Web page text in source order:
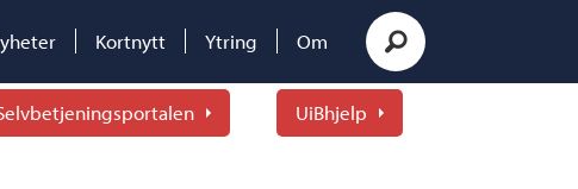
Kortnytt Ytring Om
UiBhjelp